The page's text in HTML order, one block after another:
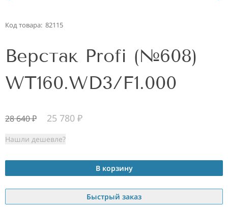
Код товара: 82115
Верстак Profi (№608)
WT160.WD3/F1.000
28 640₽ 25 780 ₽
Нашли дешевле?
В корзину
Быстрый заказ